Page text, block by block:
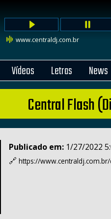
www.centraldj.com.br
Vídeos Letras News
Central Flash
Publicado em: 1/27/2022
🔗 https://www.centraldj.com.br/